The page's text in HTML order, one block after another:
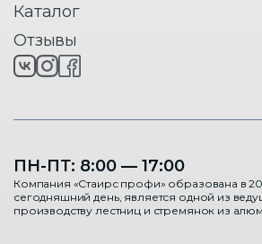
Каталог
Отзывы
ПН-ПТ: 8:00 — 17:00
Компания «Стаирс профи» образована в
сегодняшний день, является одной из
производству лестниц и стремянок из